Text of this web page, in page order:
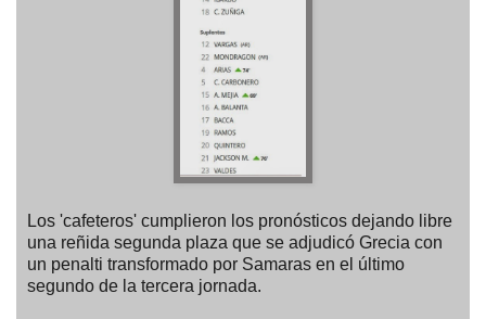
Los 'cafeteros' cumplieron los pronósticos dejando libre
una reñida segunda plaza que se adjudicó Grecia con
un penalti transformado por Samaras en el último
segundo de la tercera jornada.